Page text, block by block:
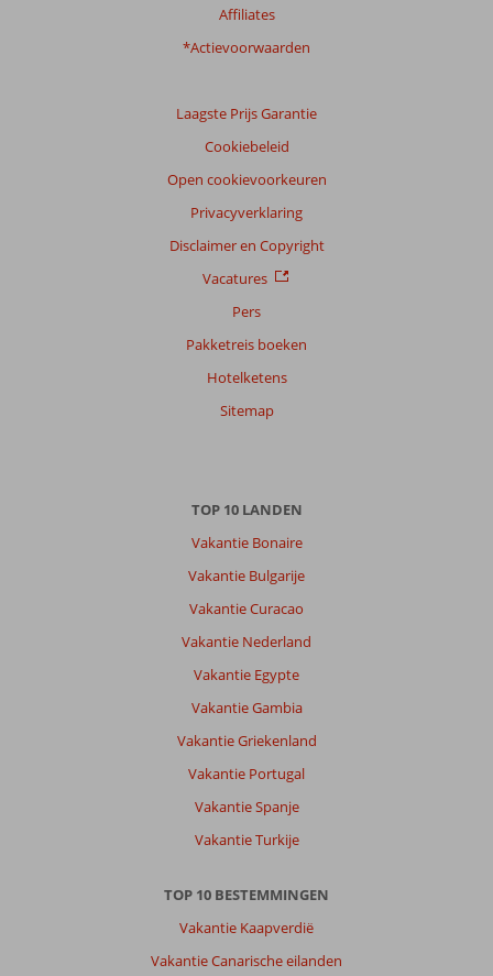
Affiliates
*Actievoorwaarden
Laagste Prijs Garantie
Cookiebeleid
Open cookievoorkeuren
Privacyverklaring
Disclaimer en Copyright
Vacatures
Pers
Pakketreis boeken
Hotelketens
Sitemap
TOP 10 LANDEN
Vakantie Bonaire
Vakantie Bulgarije
Vakantie Curacao
Vakantie Nederland
Vakantie Egypte
Vakantie Gambia
Vakantie Griekenland
Vakantie Portugal
Vakantie Spanje
Vakantie Turkije
TOP 10 BESTEMMINGEN
Vakantie Kaapverdië
Vakantie Canarische eilanden